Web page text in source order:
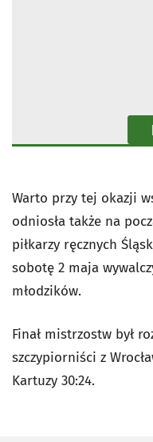
Warto przy tej okazji
odniosła także na
piłkarzy ręcznych
sobotę 2 maja
młodzików.
Finał mistrzostw był
szczypiorniści z
Kartuzy 30:24.